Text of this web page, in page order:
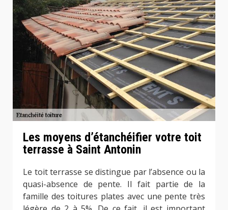
Les moyens d’étanchéifier votre toit
terrasse à Saint Antonin
Le toit terrasse se distingue par l’absence ou la
quasi-absence de pente. Il fait partie de la
famille des toitures plates avec une pente très